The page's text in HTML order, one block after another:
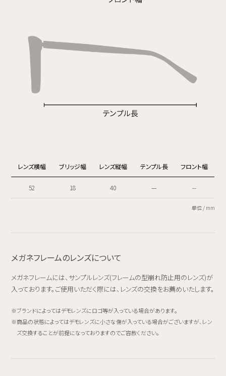
レンズ横幅 ブリッジ幅 レンズ縦幅 テンプル長 フロント幅
52 18 40 — --
単位 / mm
メガネフレームのレンズについて
メガネフレームには、サンプルレンズ(フレームの型崩れ防止用のレンズ)が
入っております。ご使用いただく際には、レンズの交換をお薦めいたします。
ブランドによってはデモレンズにロゴ等が入っている場合があります。
商品の状態によってはデモレンズに小さな傷が入っている場合がございますが、レン
ズ交換することが前提になっておりますのでご容赦ください。